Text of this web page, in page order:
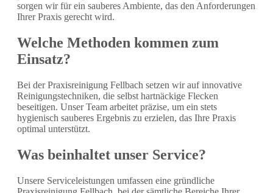
sorgen wir für ein sauberes Ambiente, das den Anforderungen
Ihrer Praxis gerecht wird.
Welche Methoden kommen zum
Einsatz?
Bei der Praxisreinigung Fellbach setzen wir auf innovative
Reinigungstechniken, die selbst hartnäckige Flecken
beseitigen. Unser Team arbeitet präzise, um ein stets
hygienisch sauberes Ergebnis zu erzielen, das Ihre Praxis
optimal unterstützt.
Was beinhaltet unser Service?
Unsere Serviceleistungen umfassen eine gründliche